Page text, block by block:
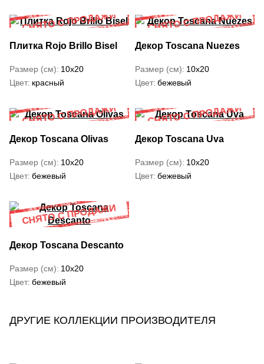
Плитка Rojo Brillo Bisel
Размер (см) 10x20
Цвет красный
Декор Toscana Nuezes
Размер (см) 10x20
Цвет бежевый
Декор Toscana Olivas
Размер (см) 10x20
Цвет бежевый
Декор Toscana Uva
Размер (см) 10x20
Цвет бежевый
Декор Toscana Descanto
Размер (см) 10x20
Цвет бежевый
ДРУГИЕ КОЛЛЕКЦИИ ПРОИЗВОДИТЕЛЯ